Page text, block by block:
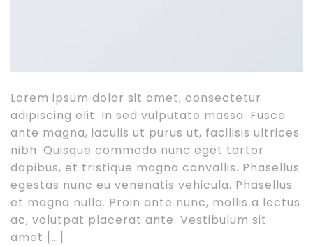
Lorem ipsum dolor sit amet, consectetur
adipiscing elit. In sed vulputate massa. Fusce
ante magna, iaculis ut purus ut, facilisis ultrices
nibh. Quisque commodo nunc eget tortor
dapibus, et tristique magna convallis. Phasellus
egestas nunc eu venenatis vehicula. Phasellus
et magna nulla. Proin ante nunc, mollis a lectus
ac, volutpat placerat ante. Vestibulum sit
amet […]